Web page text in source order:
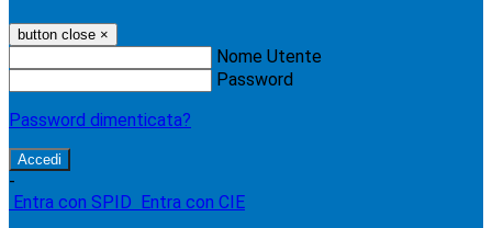
button close ×
Nome Utente
Password
Password dimenticata?
-
Entra con SPID
Entra con CIE